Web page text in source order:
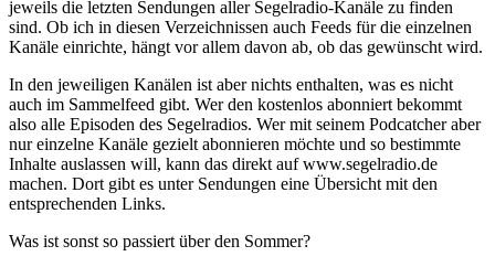
jeweils die letzten Sendungen aller Segelradio-Kanäle zu finden
sind. Ob ich in diesen Verzeichnissen auch Feeds für die einzelnen
Kanäle einrichte, hängt vor allem davon ab, ob das gewünscht wird.
In den jeweiligen Kanälen ist aber nichts enthalten, was es nicht
auch im Sammelfeed gibt. Wer den kostenlos abonniert bekommt
also alle Episoden des Segelradios. Wer mit seinem Podcatcher aber
nur einzelne Kanäle gezielt abonnieren möchte und so bestimmte
Inhalte auslassen will, kann das direkt auf www.segelradio.de
machen. Dort gibt es unter Sendungen eine Übersicht mit den
entsprechenden Links.
Was ist sonst so passiert über den Sommer?